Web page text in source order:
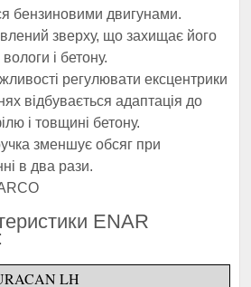
бензиновими двигунами.
зверху, що захищає його
і бетону.
регулювати ексцентрики
відбувається адаптація до
і товщині бетону.
зменшує обсяг при
в два рази.
ENAR
LH